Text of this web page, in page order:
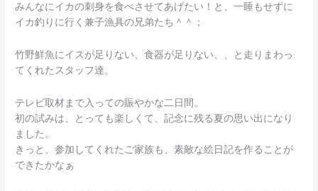
みんなにイカの刺身を食べさせてあげたい！と、一睡もせずに
イカ釣りに行く兼子漁具の兄弟たち＾＾；
竹野鮮魚にイスが足りない、食器が足りない、、と走りまわっ
てくれたスタッフ達。
テレビ取材まで入っての賑やかな二日間。
初の試みは、とっても楽しくて、記念に残る夏の思い出になり
ました。
きっと、参加してくれたご家族も、素敵な絵日記を作ることが
できたかなぁ